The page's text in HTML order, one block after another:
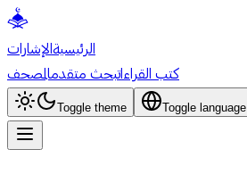
الرئيسيةالإشارات
كتب القراءاتبحث متقدمالمصحف
Toggle theme Toggle language